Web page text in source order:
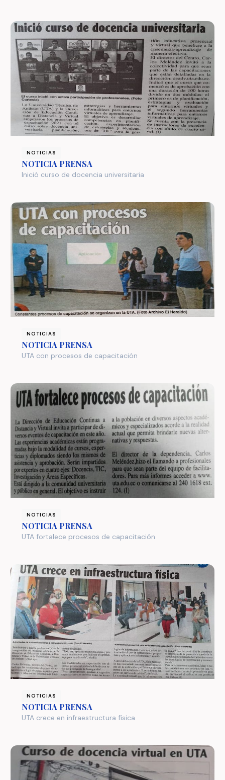
NOTICIAS
NOTICIA PRENSA
Inició curso de docencia universitaria
NOTICIAS
NOTICIA PRENSA
UTA con procesos de capacitación
NOTICIAS
NOTICIA PRENSA
UTA fortalece procesos de capacitación
NOTICIAS
NOTICIA PRENSA
UTA crece en infraestructura física